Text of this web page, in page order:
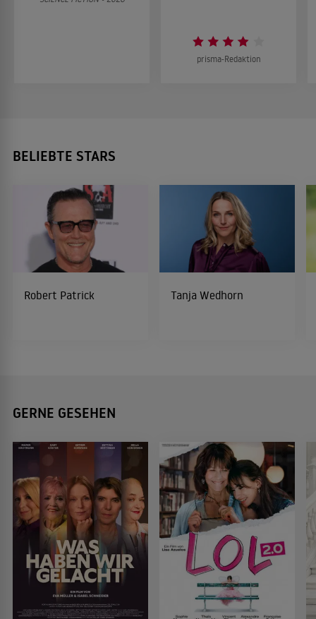
prisma-Redaktion
BELIEBTE STARS
Robert Patrick Tanja Wedhorn
GERNE GESEHEN